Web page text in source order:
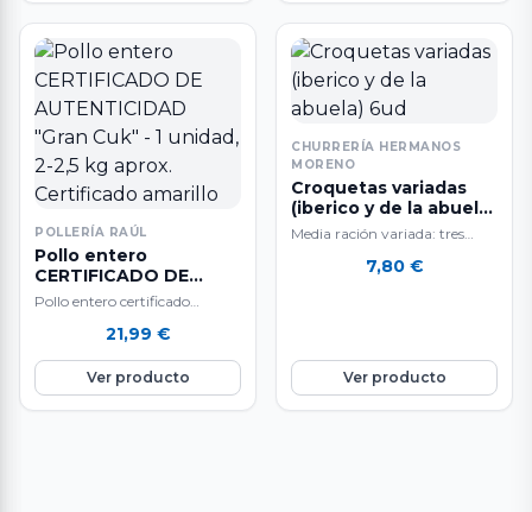
POLLERÍA RAÚL
Pollo entero
CERTIFICADO DE
AUTENTICIDAD "Gran
kg aprox. Certificado
amarillo
Pollo entero certificado
Grupo Sada. A la venta por
unidades de…
21,99 €
Ver producto
CHURRERÍA HERMANOS
MORENO
Croquetas variadas
(iberico y de la abuela)
6ud
Media ración variada: tres
tres de pollo de la abuela.
7,80 €
Ver producto